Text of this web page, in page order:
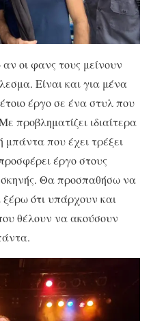
οι φανς τους μείνουν
Είναι και για μένα
έργο σε ένα στυλ που
προβληματίζει ιδιαίτερα
μπάντα που έχει τρέξει
έργο στους
Θα προσπαθήσω να
ξέρω ότι υπάρχουν και
θέλουν να ακούσουν